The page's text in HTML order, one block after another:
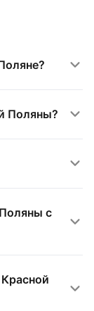
Поляны?
с